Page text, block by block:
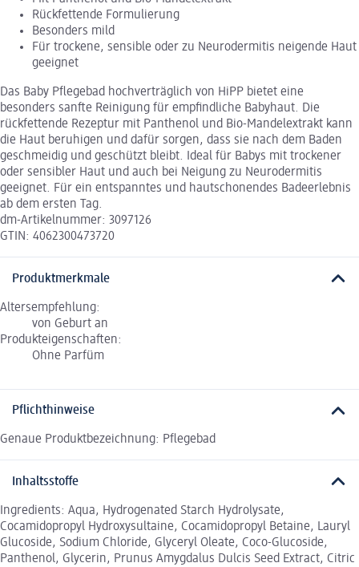
Rückfettende Formulierung
Besonders mild
Für trockene, sensible oder zu Neurodermitis neigende Haut
geeignet
Das Baby Pflegebad hochverträglich von HiPP bietet eine
besonders sanfte Reinigung für empfindliche Babyhaut. Die
rückfettende Rezeptur mit Panthenol und Bio-Mandelextrakt kann
die Haut beruhigen und dafür sorgen, dass sie nach dem Baden
geschmeidig und geschützt bleibt. Ideal für Babys mit trockener
oder sensibler Haut und auch bei Neigung zu Neurodermitis
geeignet. Für ein entspanntes und hautschonendes Badeerlebnis
ab dem ersten Tag.
dm-Artikelnummer: 3097126
GTIN: 4062300473720
Produktmerkmale
Altersempfehlung:
von Geburt an
Produkteigenschaften:
Ohne Parfüm
Pflichthinweise
Genaue Produktbezeichnung: Pflegebad
Inhaltsstoffe
Ingredients: Aqua, Hydrogenated Starch Hydrolysate,
Cocamidopropyl Hydroxysultaine, Cocamidopropyl Betaine, Lauryl
Glucoside, Sodium Chloride, Glyceryl Oleate, Coco-Glucoside,
Panthenol, Glycerin, Prunus Amygdalus Dulcis Seed Extract, Citric